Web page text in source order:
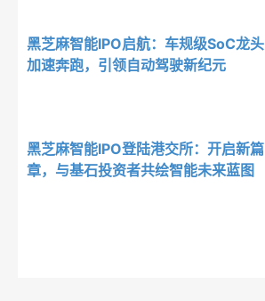
黑芝麻智能IPO启航：车规级SoC龙头
加速奔跑，引领自动驾驶新纪元
黑芝麻智能IPO登陆港交所：开启新篇
章，与基石投资者共绘智能未来蓝图